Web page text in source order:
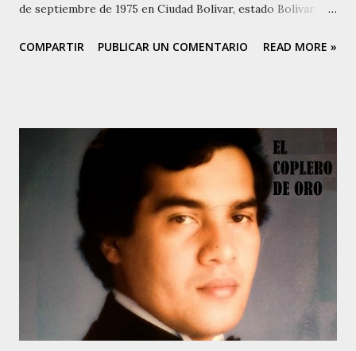
de septiembre de 1975 en Ciudad Bolívar, estado Bolívar,
Flores. Con 15 hermanos y sin la figura paterna, su madre
lo que hacían alternando con los estudios. A pesar del
indudable talento de Scarlett, su madre no quería que
incursionara en el canto. Un hecho fortuito dispuso que se
dedicara a la música llanera, siendo esto lo que ocurrió: su
hermana Deozelina contrae nupcias con un músico. A raíz
de esto, la casa de su hermana se vuelve punto de
encuentro de grupos musicales llaneros. Esto hizo que
Scarlett se interesara en el género llanero. Según Scarlett,
las primeras piezas que ...
COMPARTIR PUBLICAR UN COMENTARIO READ MORE »